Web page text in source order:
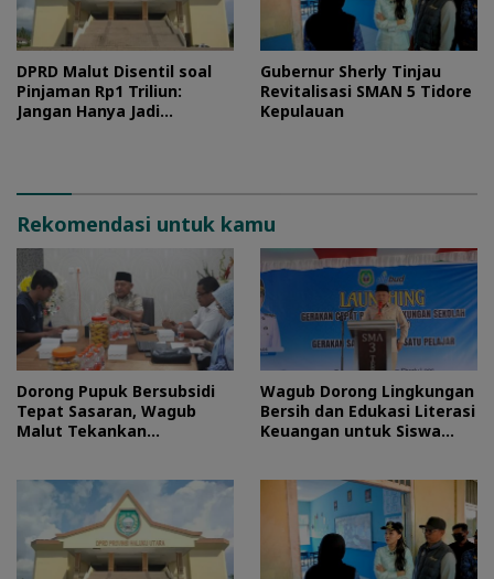
DPRD Malut Disentil soal
Pinjaman Rp1 Triliun:
Jangan Hanya Jadi
Gubernur Sherly Tinjau
Revitalisasi SMAN 5 Tidore
Kepulauan
Rekomendasi untuk kamu
Dorong Pupuk Bersubsidi
Tepat Sasaran, Wagub
Malut Tekankan
Wagub Dorong Lingkungan
Bersih dan Edukasi Literasi
Keuangan untuk Siswa